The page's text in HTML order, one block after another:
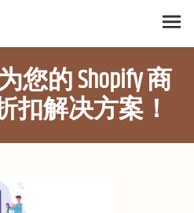
您的 Shopify 商
扣解决方案！